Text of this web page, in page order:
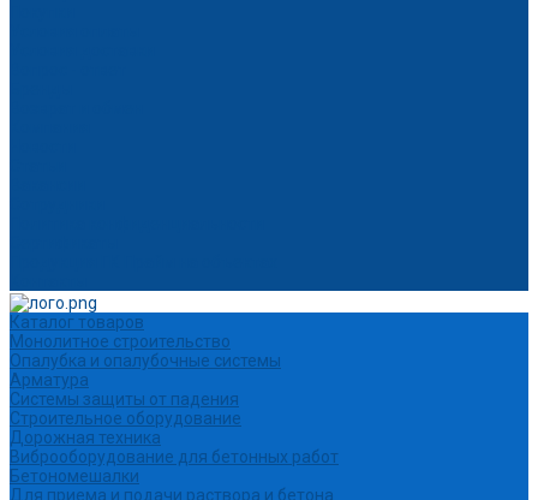
Каталог товаров
Монолитное строительство
Опалубка и опалубочные системы
Арматура
Системы защиты от падения
Строительное оборудование
Дорожная техника
Виброоборудование для бетонных работ
Бетономешалки
Для приема и подачи раствора и бетона